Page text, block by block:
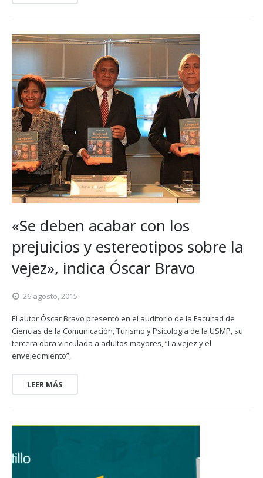
«Se deben acabar con los
prejuicios y estereotipos sobre la
vejez», indica Óscar Bravo
26 agosto, 2015
El autor Óscar Bravo presentó en el auditorio de la Facultad de
Ciencias de la Comunicación, Turismo y Psicología de la USMP, su
tercera obra vinculada a adultos mayores, “La vejez y el
envejecimiento”,
LEER MÁS